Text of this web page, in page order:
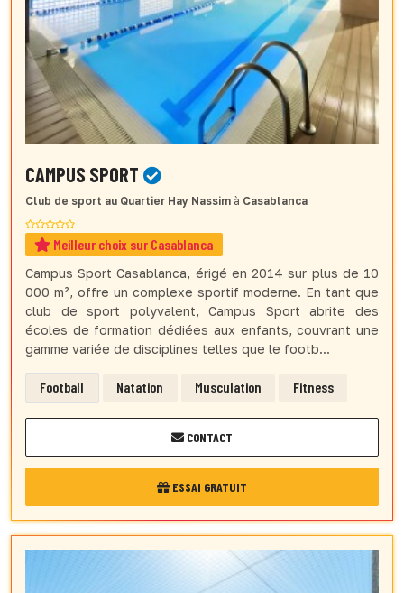
CAMPUS SPORT
Club de sport au Quartier Hay Nassim à Casablanca
Meilleur choix sur Casablanca
Campus Sport Casablanca, érigé en 2014 sur plus de 10
000 m², offre un complexe sportif moderne. En tant que
club de sport polyvalent, Campus Sport abrite des
écoles de formation dédiées aux enfants, couvrant une
gamme variée de disciplines telles que le footb...
Football Natation Musculation Fitness
CONTACT
ESSAI GRATUIT